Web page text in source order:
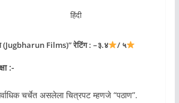
हिंदी
(Jugbharun Films)” रेटिंग : –३.४ / ५
:-
चर्चेत असलेला चित्रपट म्हणजे “पठाण”.